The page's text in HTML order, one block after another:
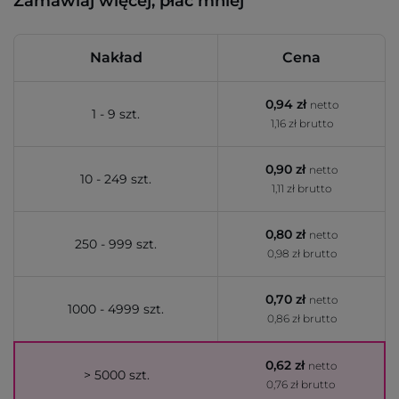
Nakład Cena
1 - 9 szt.
0,94 zł netto
1,16 zł brutto
10 - 249 szt.
0,90 zł netto
1,11 zł brutto
250 - 999 szt.
0,80 zł netto
0,98 zł brutto
1000 - 4999 szt.
0,70 zł netto
0,86 zł brutto
> 5000 szt.
0,62 zł netto
0,76 zł brutto